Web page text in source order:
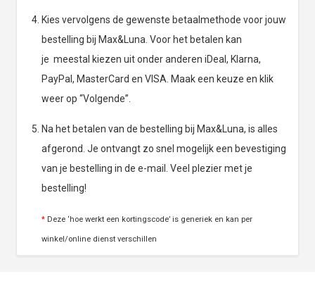
Kies vervolgens de gewenste betaalmethode voor jouw
bestelling bij Max&Luna. Voor het betalen kan
je meestal kiezen uit onder anderen iDeal, Klarna,
PayPal, MasterCard en VISA. Maak een keuze en klik
weer op “Volgende”.
Na het betalen van de bestelling bij Max&Luna, is alles
afgerond. Je ontvangt zo snel mogelijk een bevestiging
van je bestelling in de e-mail. Veel plezier met je
bestelling!
* Deze ‘hoe werkt een kortingscode’ is generiek en kan per
winkel/online dienst verschillen